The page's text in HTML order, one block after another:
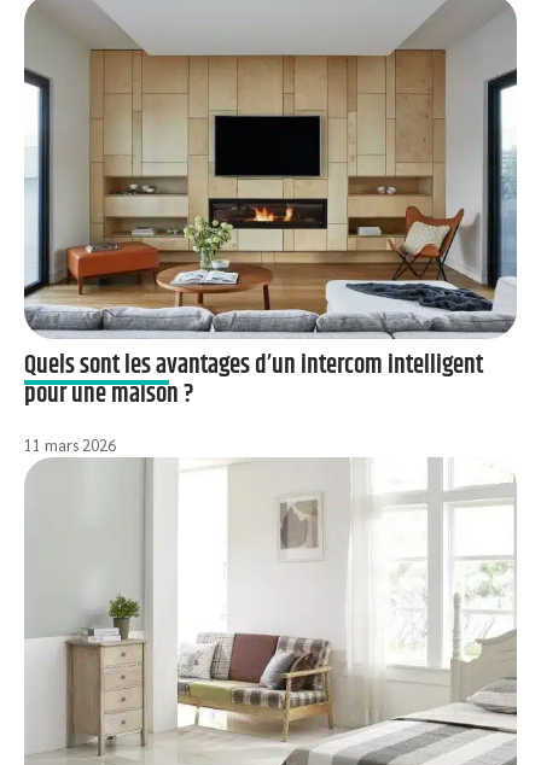
Quels sont les avantages d’un intercom intelligent
pour une maison ?
11 mars 2026